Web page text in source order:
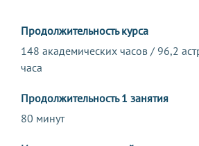
Продолжительность курса
148 академических часов / 96,2
часа
Продолжительность 1 занятия
80 минут